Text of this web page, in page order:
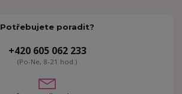
Potřebujete poradit?
+420 605 062 233
(Po-Ne, 8-21 hod.)